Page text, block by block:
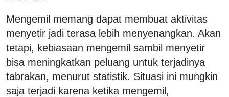
Mengemil memang dapat membuat aktivitas
menyetir jadi terasa lebih menyenangkan. Akan
tetapi, kebiasaan mengemil sambil menyetir
bisa meningkatkan peluang untuk terjadinya
tabrakan, menurut statistik. Situasi ini mungkin
saja terjadi karena ketika mengemil,